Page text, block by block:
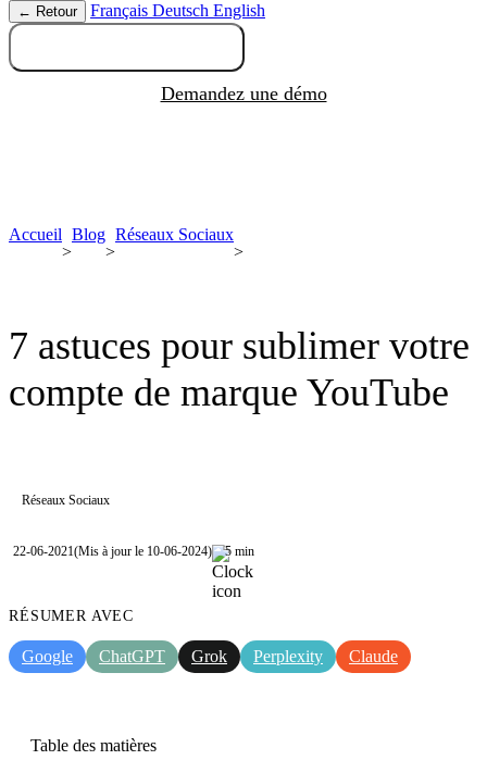
← Retour Français Deutsch English
Demandez une démo
Accueil
>
Blog
>
Réseaux Sociaux
>
7 astuces pour sublimer votre
compte de marque YouTube
Réseaux Sociaux
22-06-2021(Mis à jour le 10-06-2024) 5 min
RÉSUMER AVEC
Google ChatGPT Grok Perplexity Claude
Table des matières